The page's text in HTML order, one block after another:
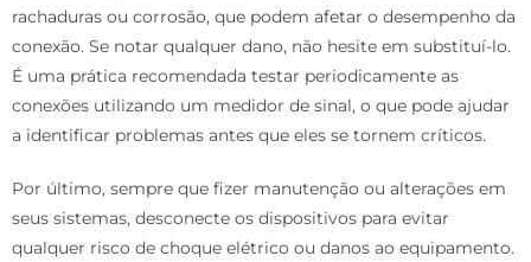
rachaduras ou corrosão, que podem afetar o desempenho da
conexão. Se notar qualquer dano, não hesite em substituí-lo.
É uma prática recomendada testar periodicamente as
conexões utilizando um medidor de sinal, o que pode ajudar
a identificar problemas antes que eles se tornem críticos.
Por último, sempre que fizer manutenção ou alterações em
seus sistemas, desconecte os dispositivos para evitar
qualquer risco de choque elétrico ou danos ao equipamento.